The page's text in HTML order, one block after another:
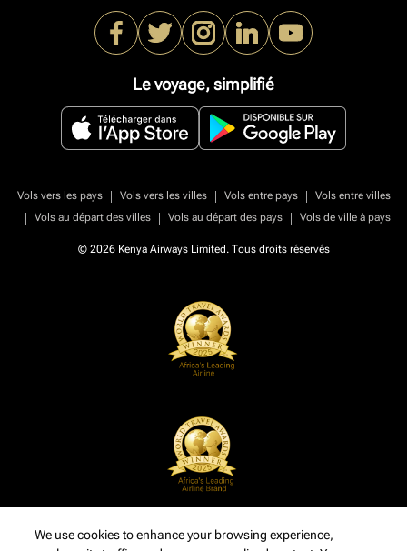
Le voyage, simplifié
Vols vers les pays | Vols vers les villes | Vols entre pays |
Vols entre villes
|
Vols au départ des villes | Vols au départ des pays | Vols de ville à pays
© 2026 Kenya Airways Limited. Tous droits réservés
We use cookies to enhance your browsing experience,